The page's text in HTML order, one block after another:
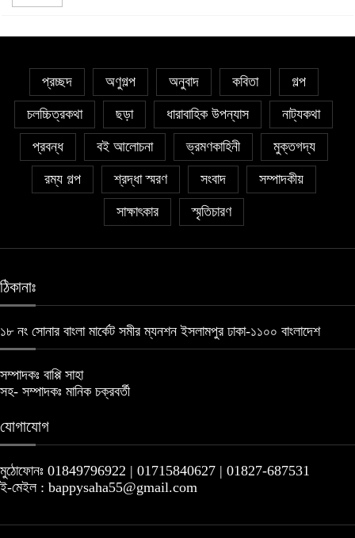
সাঈদা আজিজ চৌধুরী’র কবিতা || কফিনে চেয়ে
ভারী
সাকিব রাজু’র কবিতা || বিশ্বকাপের উন্মাদনা
৯
৫ জুলাই কবি, সংগঠক ও সম্পাদক বাপ্পি সাহা’র
প্রচ্ছদ অণুগল্প অনুবাদ কবিতা গল্প
চলচ্চিত্রকথা ছড়া ধারাবাহিক উপন্যাস নাট্যকথা
প্রবন্ধ বই আলোচনা ভ্রমণকাহিনী মুক্তগদ্য
রম্য গল্প শ্রদ্ধা স্মরণ সংবাদ সম্পাদকীয়
সাক্ষাৎকার স্মৃতিচারণ
ঠিকানাঃ
১৮ নং সোনার বাংলা মার্কেট সমীর ম্যনশন ইসলামপুর ঢাকা-১১০০ বাংলাদেশ
সম্পাদকঃ বাপ্পি সাহা
সহ- সম্পাদকঃ মানিক চক্রবর্তী
যোগাযোগ
মুঠোফোনঃ 01849796922 | 01715840627 | 01827-687531
ই-মেইল : bappysaha55@gmail.com